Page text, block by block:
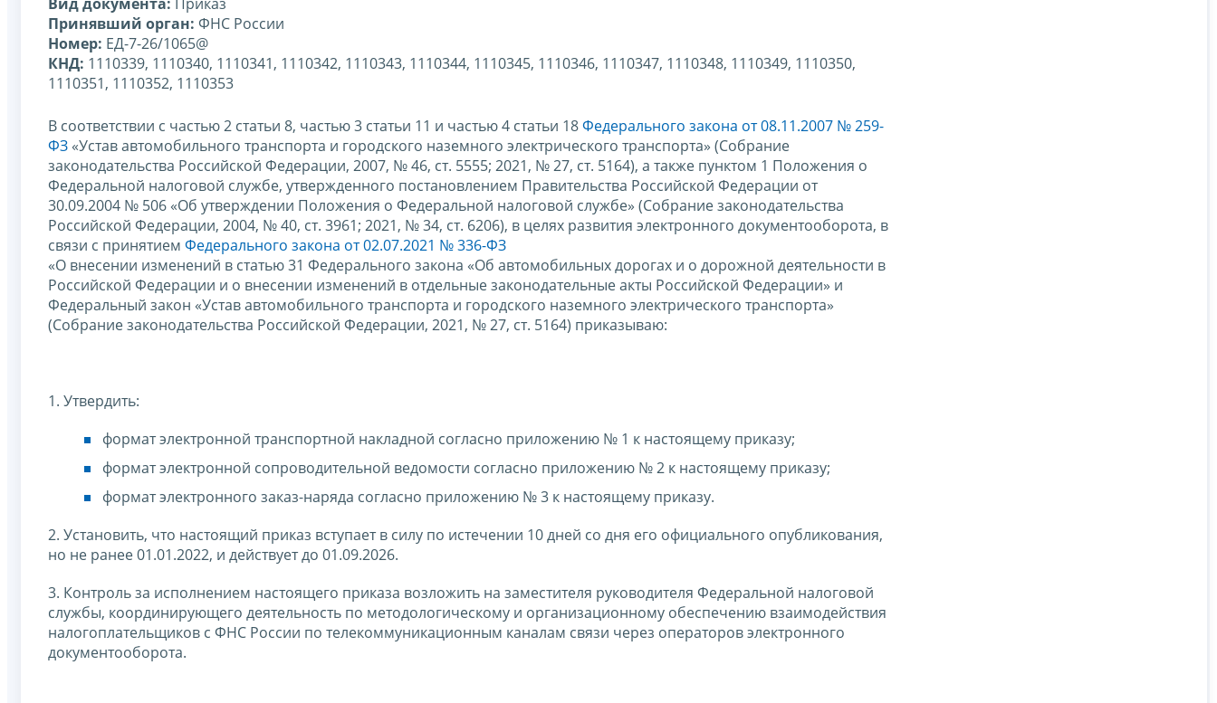
Принявший орган: ФНС России
Номер: ЕД-7-26/1065@
КНД: 1110339, 1110340, 1110341, 1110342, 1110343, 1110344, 1110345, 1110346, 1110347, 1110348, 1110349, 1110350,
1110351, 1110352, 1110353
В соответствии с частью 2 статьи 8, частью 3 статьи 11 и частью 4 статьи 18Федерального закона от 08.11.2007 № 259-
ФЗ «Устав автомобильного транспорта и городского наземного электрического транспорта» (Собрание
законодательства Российской Федерации, 2007, № 46, ст. 5555; 2021, № 27, ст. 5164), а также пунктом 1 Положения о
Федеральной налоговой службе, утвержденного постановлением Правительства Российской Федерации от
30.09.2004 № 506 «Об утверждении Положения о Федеральной налоговой службе» (Собрание законодательства
Российской Федерации, 2004, № 40, ст. 3961; 2021, № 34, ст. 6206), в целях развития электронного документооборота, в
связи с принятием Федерального закона от 02.07.2021 № 336-ФЗ
«О внесении изменений в статью 31 Федерального закона «Об автомобильных дорогах и о дорожной деятельности в
Российской Федерации и о внесении изменений в отдельные законодательные акты Российской Федерации» и
Федеральный закон «Устав автомобильного транспорта и городского наземного электрического транспорта»
(Собрание законодательства Российской Федерации, 2021, № 27, ст. 5164) приказываю:
1. Утвердить:
формат электронной транспортной накладной согласно приложению № 1 к настоящему приказу;
формат электронной сопроводительной ведомости согласно приложению № 2 к настоящему приказу;
формат электронного заказ-наряда согласно приложению № 3 к настоящему приказу.
2. Установить, что настоящий приказ вступает в силу по истечении 10 дней со дня его официального опубликования,
но не ранее 01.01.2022, и действует до 01.09.2026.
3. Контроль за исполнением настоящего приказа возложить на заместителя руководителя Федеральной налоговой
службы, координирующего деятельность по методологическому и организационному обеспечению взаимодействия
налогоплательщиков с ФНС России по телекоммуникационным каналам связи через операторов электронного
документооборота.